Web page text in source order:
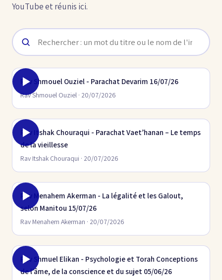
YouTube et réunis ici.
Rav Shmouel Ouziel - Parachat Devarim 16/07/26
Rav Shmouel Ouziel · 20/07/2026
Rav Itshak Chouraqui - Parachat Vaet’hanan – Le temps
de la vieillesse
Rav Itshak Chouraqui · 20/07/2026
Rav Menahem Akerman - La légalité et les Galout,
selon Manitou 15/07/26
Rav Menahem Akerman · 20/07/2026
Rav Shmuel Elikan - Psychologie et Torah Conceptions
de l’âme, de la conscience et du sujet 05/06/26